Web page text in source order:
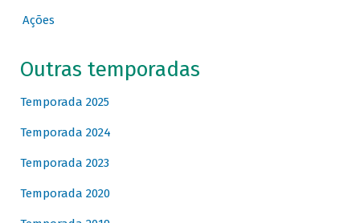
Ações
Outras temporadas
Temporada 2025
Temporada 2024
Temporada 2023
Temporada 2020